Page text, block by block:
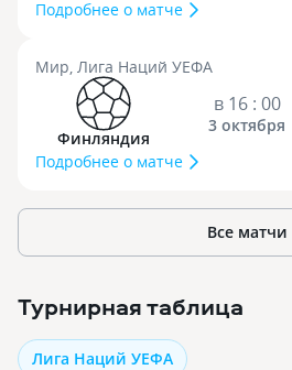
Подробнее о матче
Мир, Лига Наций УЕФА
Финляндия
в 16 : 00
3 октября
Подробнее о матче
Все матчи
Турнирная таблица
Лига Наций УЕФА